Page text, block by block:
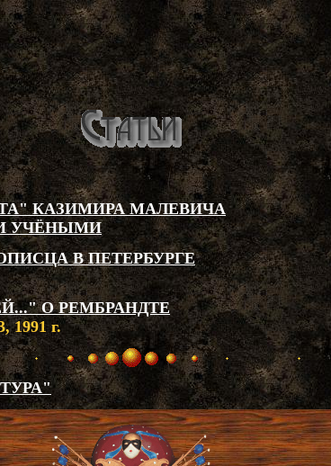
КАЗИМИРА МАЛЕВИЧА
УЧЁНЫМИ
В ПЕТЕРБУРГЕ
О РЕМБРАНДТЕ
г.